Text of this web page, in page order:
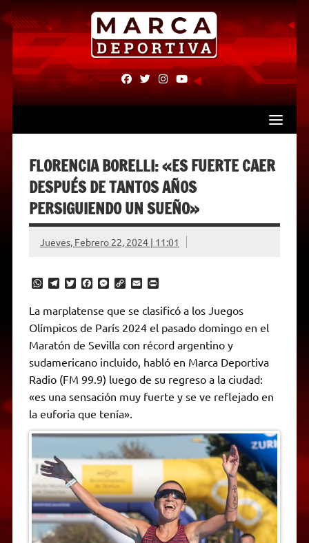
Skip
to
content
fab
fa-
fab
fa-
fab fab
FLORENCIA BORELLI: «ES FUERTE CAER
DESPUÉS DE TANTOS AÑOS
PERSIGUIENDO UN SUEÑO»
Jueves, Febrero 22, 2024 | 11:01
W
t
s
p
p
T
e
g
r
a
m
T
i
t
t
e
r
F
e
b
o
o
k
M
s
e
n
g
e
C
y
L
n
k
E
i
l
P
i
n
t
F
r
i
n
d
l
La marplatense que se clasificó a los Juegos
Olímpicos de París 2024 el pasado domingo en el
Maratón de Sevilla con récord argentino y
sudamericano incluido, habló en Marca Deportiva
Radio (FM 99.9) luego de su regreso a la ciudad:
«es una sensación muy fuerte y se ve reflejado en
la euforia que tenía».